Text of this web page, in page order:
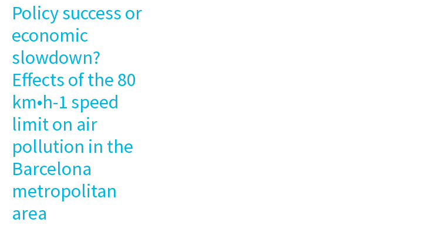
Policy success or
economic
slowdown?
Effects of the 80
km•h-1 speed
limit on air
pollution in the
Barcelona
metropolitan
area